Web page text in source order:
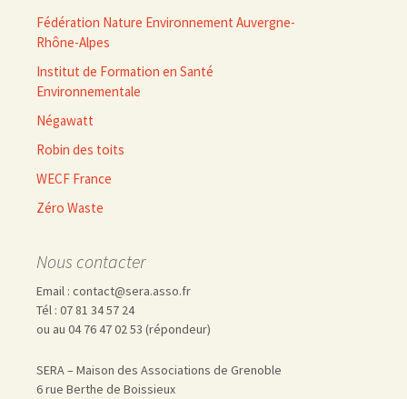
Fédération Nature Environnement Auvergne-
Rhône-Alpes
Institut de Formation en Santé
Environnementale
Négawatt
Robin des toits
WECF France
Zéro Waste
Nous contacter
Email : contact@sera.asso.fr
Tél : 07 81 34 57 24
ou au 04 76 47 02 53 (répondeur)
SERA – Maison des Associations de Grenoble
6 rue Berthe de Boissieux